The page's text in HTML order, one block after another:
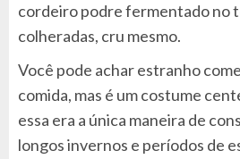
cordeiro podre fermentado no
colheradas, cru mesmo.
Você pode achar estranho
comida, mas é um costume
essa era a única maneira de
longos invernos e períodos de